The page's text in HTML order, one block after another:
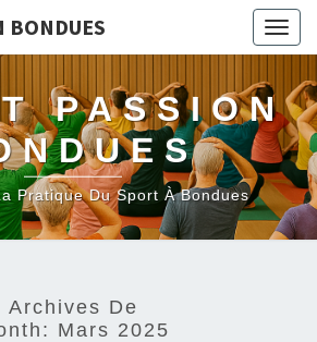
BONDUES
PASSION
Pratique Du Sport À Bondues
Archives De
Mars 2025